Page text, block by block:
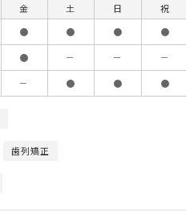
金 土 日
祝
● ● ●
●
● － －
－
－ ● ● ●
歯列矯正